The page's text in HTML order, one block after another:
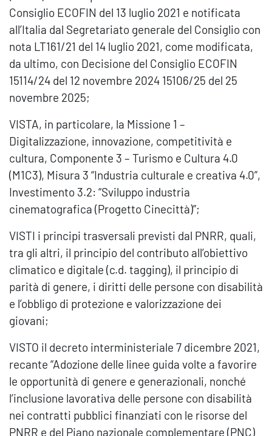
Consiglio ECOFIN del 13 luglio 2021 e notificata
all’Italia dal Segretariato generale del Consiglio con
nota LT161/21 del 14 luglio 2021, come modificata,
da ultimo, con Decisione del Consiglio ECOFIN
15114/24 del 12 novembre 2024 15106/25 del 25
novembre 2025;
VISTA, in particolare, la Missione 1 –
Digitalizzazione, innovazione, competitività e
cultura, Componente 3 – Turismo e Cultura 4.0
(M1C3), Misura 3 “Industria culturale e creativa 4.0”,
Investimento 3.2: “Sviluppo industria
cinematografica (Progetto Cinecittà)”;
VISTI i principi trasversali previsti dal PNRR, quali,
tra gli altri, il principio del contributo all’obiettivo
climatico e digitale (c.d. tagging), il principio di
parità di genere, i diritti delle persone con disabilità
e l’obbligo di protezione e valorizzazione dei
giovani;
VISTO il decreto interministeriale 7 dicembre 2021,
recante “Adozione delle linee guida volte a favorire
le opportunità di genere e generazionali, nonché
l’inclusione lavorativa delle persone con disabilità
nei contratti pubblici finanziati con le risorse del
PNRR e del Piano nazionale complementare (PNC)